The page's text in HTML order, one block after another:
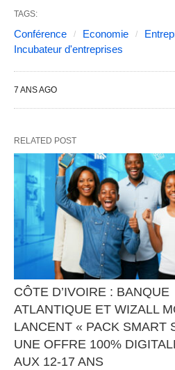
TAGS:
Conférence Economie
Incubateur d'entreprises
7 ANS AGO
RELATED POST
CÔTE D’IVOIRE : BANQUE
ATLANTIQUE ET WIZALL
LANCENT « PACK SMART
UNE OFFRE 100%
AUX 12-17 ANS